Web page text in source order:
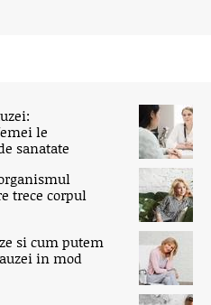
le
sanatate
trece corpul
si cum putem
in mod